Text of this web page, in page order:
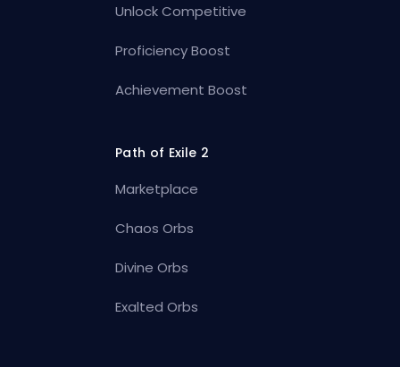
Unlock Competitive
Proficiency Boost
Achievement Boost
Path of Exile 2
Marketplace
Chaos Orbs
Divine Orbs
Exalted Orbs